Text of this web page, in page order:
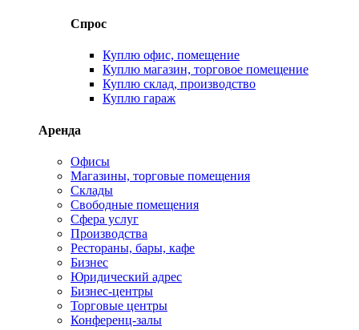
Спрос
Куплю офис, помещение
Куплю магазин, торговое помещение
Куплю склад, производство
Куплю гараж
Аренда
Офисы
Магазины, торговые помещения
Склады
Свободные помещения
Сфера услуг
Производства
Рестораны, бары, кафе
Бизнес
Юридический адрес
Бизнес-центры
Торговые центры
Конференц-залы